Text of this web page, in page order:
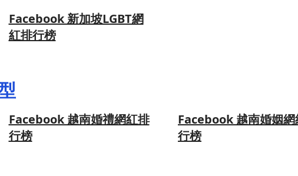
Facebook 新加坡LGBT網
紅排行榜
Facebook 越南婚禮網紅排
行榜
Facebook 越南婚姻網
行榜